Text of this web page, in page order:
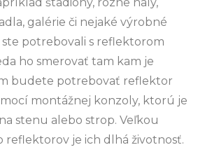
galérie či nejaké výrobné
ste potrebovali s reflektorom
ho smerovať tam kam je
budete potrebovať reflektor
montážnej konzoly, ktorú je
stenu alebo strop. Veľkou
je ich dlhá životnosť.